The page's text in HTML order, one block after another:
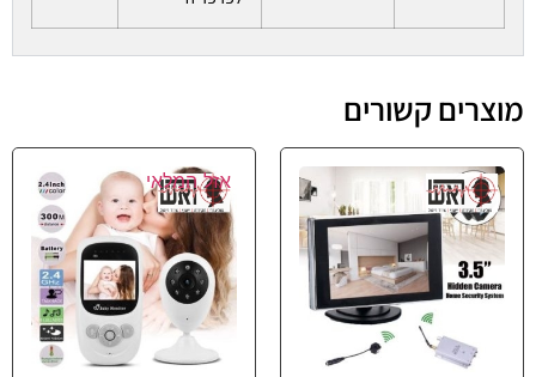
מוצרים קשורים
אזל המלאי